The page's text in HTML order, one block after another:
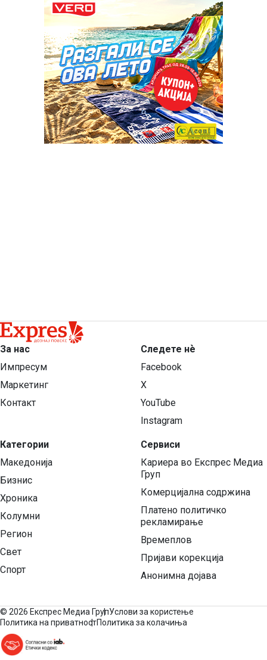
За нас
Импресум
Маркетинг
Контакт
Категории
Македонија
Бизнис
Хроника
Колумни
Регион
Свет
Спорт
Следете нѐ
Facebook
X
YouTube
Instagram
Сервиси
Кариера во Експрес Медиа
Груп
Комерцијална содржина
Платено политичко
рекламирање
Времеплов
Пријави корекција
Анонимна дојава
© 2026 Експрес Медиа ГрупУслови за користење
Политика на приватностПолитика за колачиња